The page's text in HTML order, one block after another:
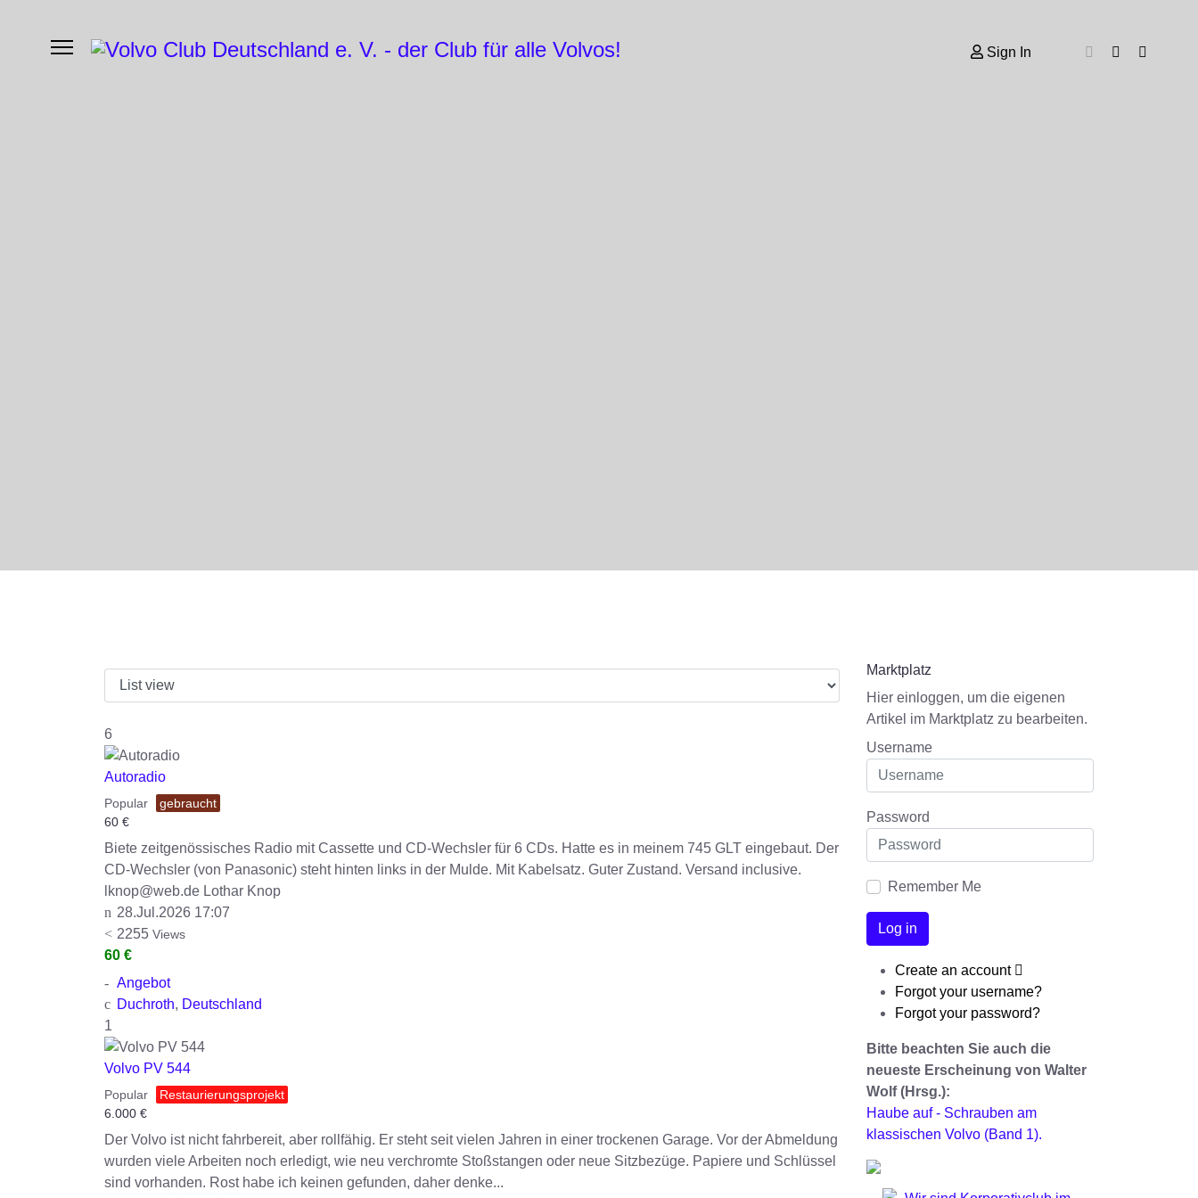
Sign In
6
Autoradio
Popular
gebraucht
60 €
Biete zeitgenössisches Radio mit Cassette und CD-Wechsler für 6 CDs. Hatte es in meinem 745 GLT eingebaut. Der
CD-Wechsler (von Panasonic) steht hinten links in der Mulde. Mit Kabelsatz. Guter Zustand. Versand inclusive.
lknop@web.de Lothar Knop
28.Jul.2026 17:07
2255 Views
60 €
Angebot
Duchroth, Deutschland
1
Volvo PV 544
Popular
Restaurierungsprojekt
6.000 €
Der Volvo ist nicht fahrbereit, aber rollfähig. Er steht seit vielen Jahren in einer trockenen Garage. Vor der Abmeldung
wurden viele Arbeiten noch erledigt, wie neu verchromte Stoßstangen oder neue Sitzbezüge. Papiere und Schlüssel
sind vorhanden. Rost habe ich keinen gefunden, daher denke...
Marktplatz
Hier einloggen, um die eigenen
Artikel im Marktplatz zu bearbeiten.
Username
Password
Remember Me
Log in
Create an account
Forgot your username?
Forgot your password?
Bitte beachten Sie auch die
neueste Erscheinung von Walter
Wolf (Hrsg.):
Haube auf - Schrauben am
klassischen Volvo (Band 1).